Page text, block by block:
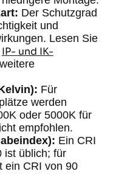
Der Schutzgrad
und
Lesen Sie
IP- und IK-
Für
werden
oder 5000K für
empfohlen.
Ein CRI
ist üblich; für
ein CRI von 90